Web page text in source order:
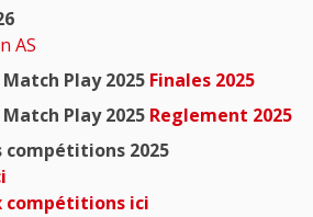
AS
Play 2025 Finales 2025
Play 2025 Reglement 2025
compétitions 2025
compétitions ici